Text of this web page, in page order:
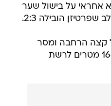
כשהוא אחראי על בישול שער
הובילה 2:3.
על קצה הרחבה ומסר
לסטפן קובאץ' שבעט מכ-16 מטרים לרשת